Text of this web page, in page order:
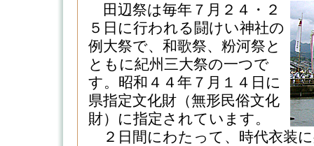
田辺祭は毎年７月２４・２
５日に行われる闘けい神社の
例大祭で、和歌祭、粉河祭と
ともに紀州三大祭の一つで
す。昭和４４年７月１４日に
県指定文化財（無形民俗文化
財）に指定されています。
２日間にわたって、時代衣装